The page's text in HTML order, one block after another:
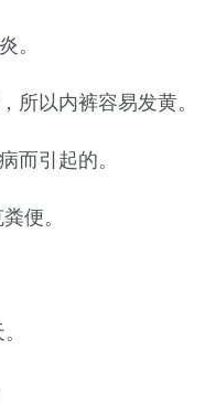
。
所以内裤容易发黄。
而引起的。
便。